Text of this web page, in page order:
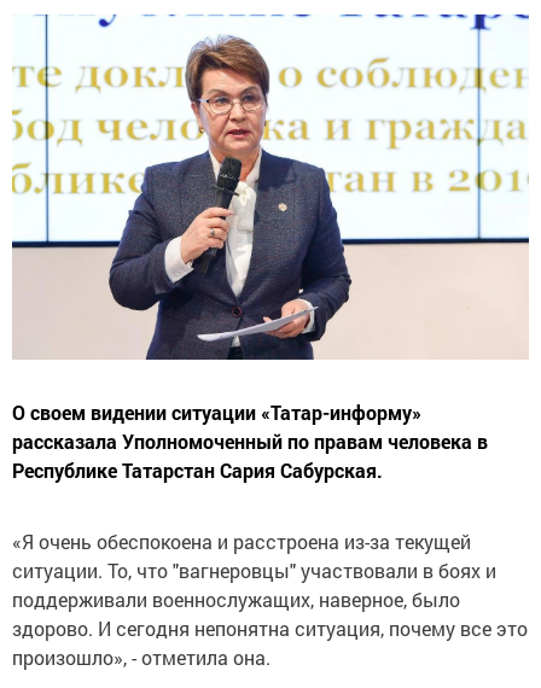
О своем видении ситуации «Татар-информу»
рассказала Уполномоченный по правам человека в
Республике Татарстан Сария Сабурская.
«Я очень обеспокоена и расстроена из-за текущей
ситуации. То, что "вагнеровцы" участвовали в боях и
поддерживали военнослужащих, наверное, было
здорово. И сегодня непонятна ситуация, почему все это
произошло», - отметила она.